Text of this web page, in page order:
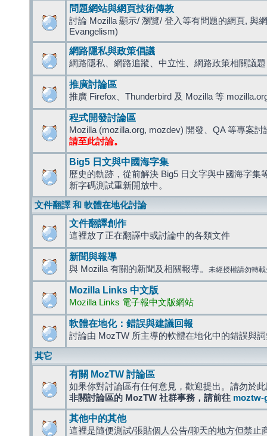
問題網站與網頁技術傳教
討論 Mozilla 顯示/ 瀏覽/ 登入等有問題的網頁, 與
Evangelism)
網路隱私與政策倡議
網路隱私、網路追蹤、中立性、網路政策相關議題
推廣討論區
推廣 Firefox、Thunderbird 及 Mozilla 等
程式開發討論區
Mozilla (mozilla.org, mozdev) 開發、QA 等專案討
請至此討論。
Big5 日文與中國海字集
歷史的軌跡，從前解決 Big5 日文字與中國海字集
新字碼測試重新開放中。
文件翻譯 和 軟體在地化討論
文件翻譯創作
這裡放了正在翻譯中或討論中的各類文件
新聞與報導
與 Mozilla 有關的新聞及相關報導。 未經授權請勿轉
Mozilla Links 中文版
Mozilla Links 電子報中文版網站
軟體在地化：錯誤與建議回報
討論由 MozTW 所主導的軟體在地化中的錯誤與
其它
有關 MozTW 討論區
如果你對討論區有任何意見，歡迎提出。請勿於
非關討論區的 MozTW 社群事務，請前往 moztw-
其他中的其他
這裡是隨便測試/張貼個人公告/聊天的地方但禁止